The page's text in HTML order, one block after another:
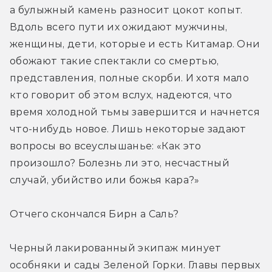
а булыжный камень разносит цокот копыт.
Вдоль всего пути их ожидают мужчины,
женщины, дети, которые и есть Китамар. Они
обожают такие спектакли со смертью,
представления, полные скорби. И хотя мало
кто говорит об этом вслух, надеются, что
время холодной тьмы завершится и начнется
что-нибудь новое. Лишь некоторые задают
вопросы во всеуслышанье: «Как это
произошло? Болезнь ли это, несчастный
случай, убийство или божья кара?»
Отчего скончался Бирн а Саль?
Черный лакированный экипаж минует
особняки и сады Зеленой Горки. Главы первых